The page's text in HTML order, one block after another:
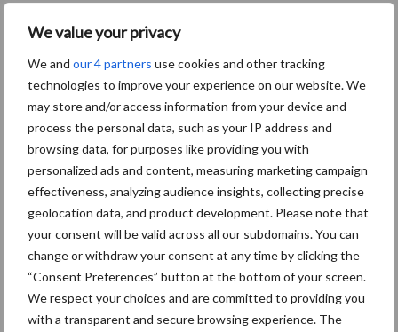
We value your privacy
We and our 4 partners use cookies and other tracking
technologies to improve your experience on our website. We
may store and/or access information from your device and
process the personal data, such as your IP address and
browsing data, for purposes like providing you with
personalized ads and content, measuring marketing campaign
effectiveness, analyzing audience insights, collecting precise
geolocation data, and product development. Please note that
your consent will be valid across all our subdomains. You can
change or withdraw your consent at any time by clicking the
“Consent Preferences” button at the bottom of your screen.
We respect your choices and are committed to providing you
with a transparent and secure browsing experience. The
Maak uw keuze
Machines Duurzaamheid
Toon meer